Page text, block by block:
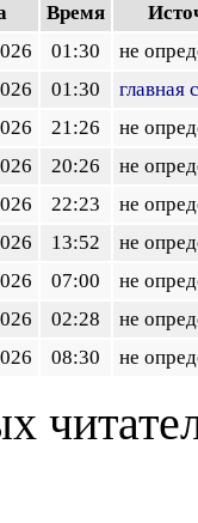
Время
01:30
не
01:30
главная
21:26
не
20:26
не
22:23
не
13:52
не
07:00
не
02:28
не
08:30 не